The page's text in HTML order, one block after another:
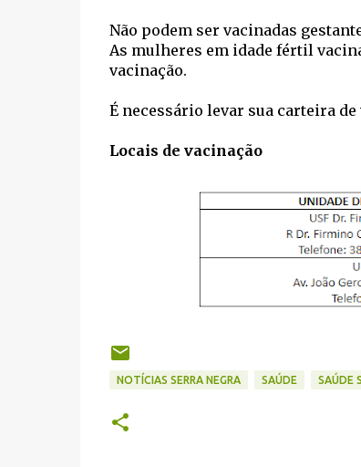
Não podem ser vacinadas
As mulheres em idade fértil
vacinação.
É necessário levar sua carteira
Locais de vacinação
NOTÍCIAS SERRA NEGRA SAÚDE SAÚDE